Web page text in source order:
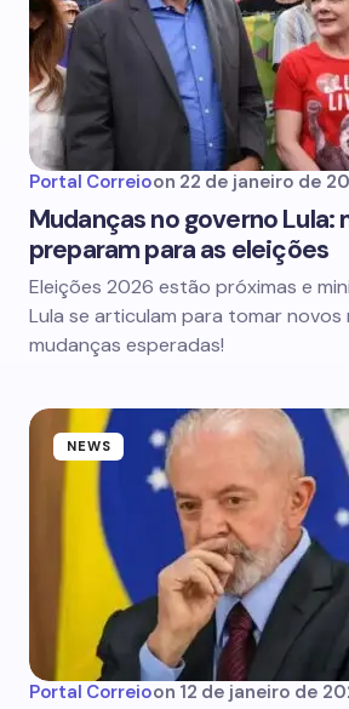
Portal Correioon 22 de janeiro de
Mudanças no governo Lula:
preparam para as eleições
Eleições 2026 estão próximas e
Lula se articulam para tomar novos
mudanças esperadas!
NEWS
Portal Correioon 12 de janeiro de